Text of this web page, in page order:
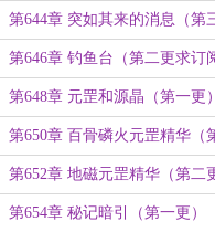
第644章 突如其来的消息（第
更）
第646章 钓鱼台（第二更求订
第648章 元罡和源晶（第一更）
第650章 百骨磷火元罡精华（
更）
第652章 地磁元罡精华（第二
第654章 秘记暗引（第一更）